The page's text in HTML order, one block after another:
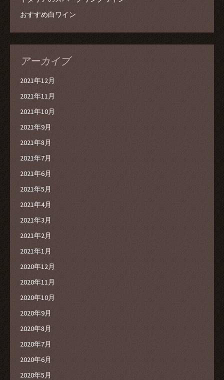
おすすめ白ワイン
アーカイブ
2021年12月
2021年11月
2021年10月
2021年9月
2021年8月
2021年7月
2021年6月
2021年5月
2021年4月
2021年3月
2021年2月
2021年1月
2020年12月
2020年11月
2020年10月
2020年9月
2020年8月
2020年7月
2020年6月
2020年5月